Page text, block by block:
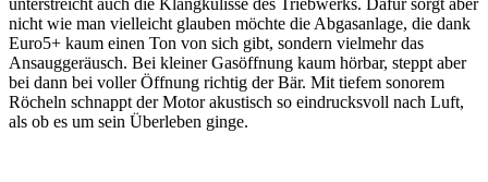
unterstreicht auch die Klangkulisse des Triebwerks. Dafür sorgt aber
nicht wie man vielleicht glauben möchte die Abgasanlage, die dank
Euro5+ kaum einen Ton von sich gibt, sondern vielmehr das
Ansauggeräusch. Bei kleiner Gasöffnung kaum hörbar, steppt aber
bei dann bei voller Öffnung richtig der Bär. Mit tiefem sonorem
Röcheln schnappt der Motor akustisch so eindrucksvoll nach Luft,
als ob es um sein Überleben ginge.